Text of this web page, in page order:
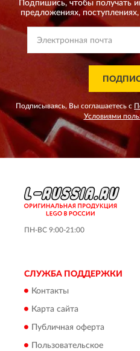
Подпишись, чтобы получать
предложениях,
Подписываясь, Вы соглашаетесь с
Условиями
ПН-ВС 9:00-21:00
СЛУЖБА ПОДДЕРЖКИ
Контакты
Карта сайта
Публичная оферта
Пользовательское